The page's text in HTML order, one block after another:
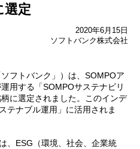
選定
2020年6月15日
ソフトバンク株式会社
フトバンク」）は、SOMPOア
用する「SOMPOサステナビリ
に選定されました。このインデ
テナブル運用」に活用されま
、ESG（環境、社会、企業統